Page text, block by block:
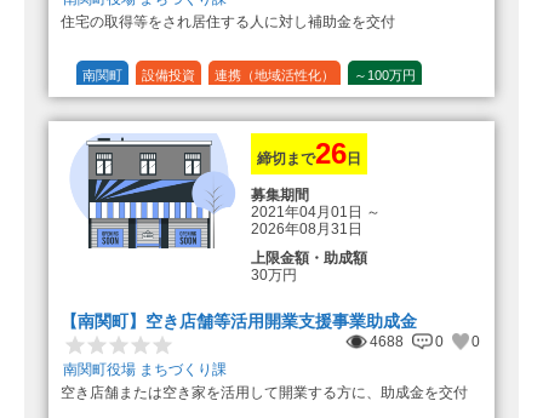
算（25万円＋25万円加算＝50万円）
（3）住宅リフォーム 経費の20％
の額（限度額50万円）
（最大で50万円＋25万円加算＝75万
住宅の取得等をされ居住する人に対し補助金を交付
南関町 設備投資 連携（地域活性化） ～100万円
締切まで26 日
募集期間
2021年04月01日 ～
2026年08月31日
上限金額・助成額
30万円
【南関町】空き店舗等活用開業支援事業助成金
4688 0
0
南関町役場 まちづくり課
空き店舗または空き家を活用して開業する方に、助成金を交付